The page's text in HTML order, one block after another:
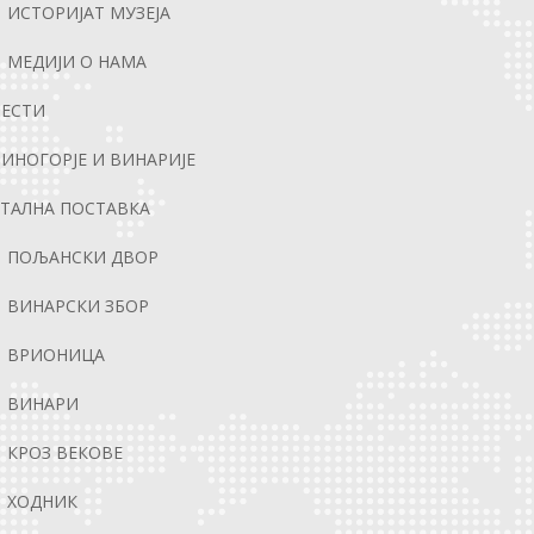
ИСТОРИЈАТ МУЗЕЈА
МЕДИЈИ О НАМА
И ВИНАРИЈЕ
ПОСТАВКА
ПОЉАНСКИ ДВОР
ВИНАРСКИ ЗБОР
ВРИОНИЦА
ВИНАРИ
КРОЗ ВЕКОВЕ
ХОДНИК